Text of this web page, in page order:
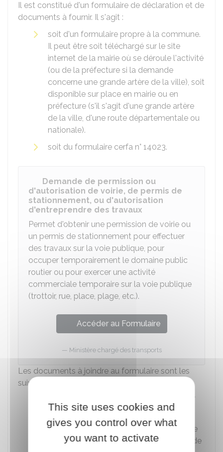
Il est constitué d'un formulaire de déclaration et de
documents à fournir. Il s'agit :
soit d'un formulaire propre à la commune.
Il peut être soit téléchargé sur le site
internet de la mairie où se déroule l'activité
(ou de la préfecture si la demande
concerne une grande artère de la ville), soit
disponible sur place en mairie ou en
préfecture (s'il s'agit d'une grande artère
de la ville, d'une route départementale ou
nationale).
soit du formulaire cerfa n° 14023.
Demande de permission ou
d'autorisation de voirie, de permis de
stationnement, ou d'autorisation
d'entreprendre des travaux
Permet d'obtenir une permission de voirie ou
un permis de stationnement pour effectuer
des travaux sur la voie publique, pour
occuper temporairement le domaine public
routier ou pour exercer une activité
commerciale temporaire sur la voie publique
(trottoir, rue, place, plage, etc.).
Accéder au Formulaire
Ministère chargé des transports
Les documents à joindre au formulaire sont les
suivants :
d'immatriculationauRNE
Pour les cafés, bars et restaurants : copie
de la licence au nom du propriétaire ou de
This site uses cookies and
gives you control over what
you want to activate